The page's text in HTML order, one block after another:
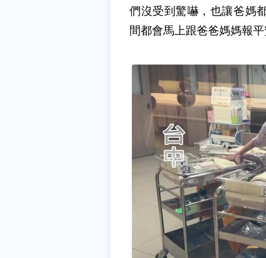
們沒受到驚嚇，也讓爸媽
間都會馬上跟爸爸媽媽報